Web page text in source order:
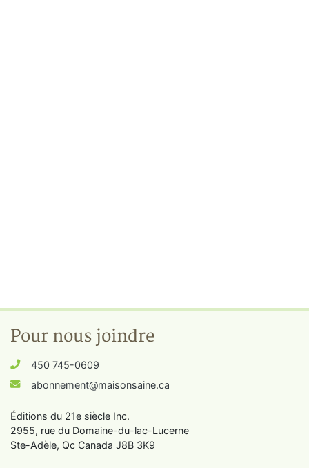
Pour nous joindre
450 745-0609
abonnement@maisonsaine.ca
Éditions du 21e siècle Inc.
2955, rue du Domaine-du-lac-Lucerne
Ste-Adèle, Qc Canada J8B 3K9